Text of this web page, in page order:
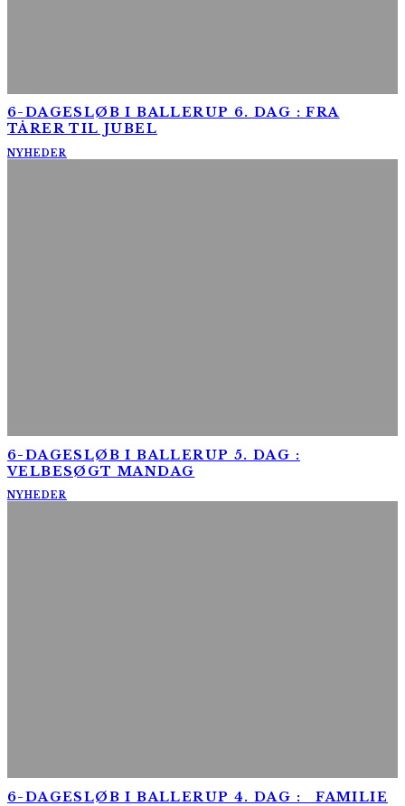
6-DAGESLØB I BALLERUP 6. DAG : FRA
TÅRER TIL JUBEL
NYHEDER
6-DAGESLØB I BALLERUP 5. DAG :
VELBESØGT MANDAG
NYHEDER
6-DAGESLØB I BALLERUP 4. DAG : FAMILIE